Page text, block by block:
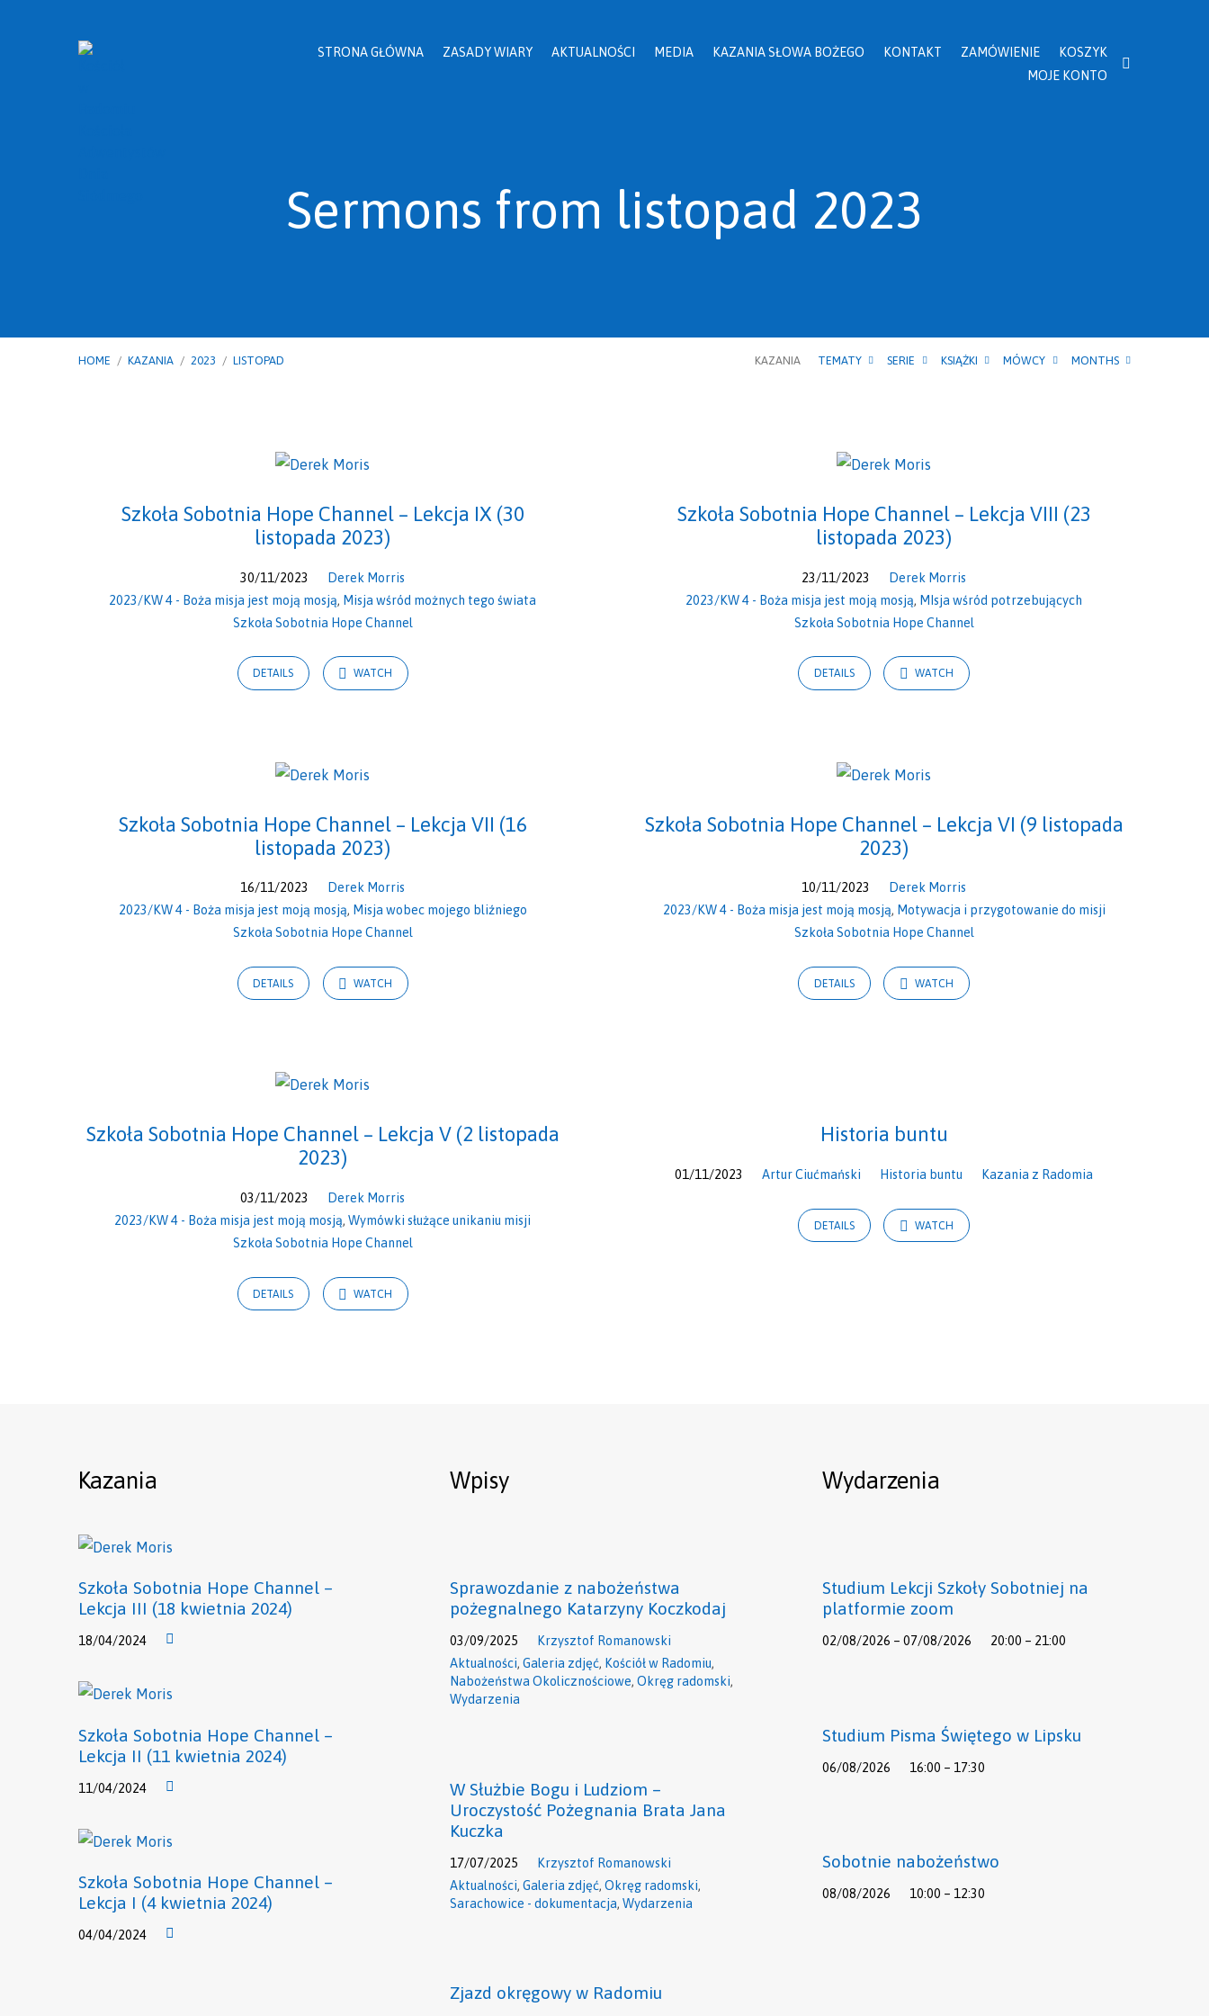
STRONA GŁÓWNA ZASADY WIARY AKTUALNOŚCI MEDIA KAZANIA SŁOWA BOŻEGO KONTAKT ZAMÓWIENIE
KOSZYK
MOJE KONTO
Sermons from listopad 2023
HOME / KAZANIA / 2023 / LISTOPAD KAZANIA TEMATY SERIE KSIĄŻKI MÓWCY MONTHS
from
2023
Szkoła Sobotnia Hope Channel – Lekcja IX (30
listopada 2023)
30/11/2023
Derek Morris
2023/KW 4 - Boża misja jest moją mosją, Misja wśród możnych tego świata
Szkoła Sobotnia Hope Channel
DETAILS WATCH
Szkoła Sobotnia Hope Channel – Lekcja VIII (23
listopada 2023)
23/11/2023
Derek Morris
2023/KW 4 - Boża misja jest moją mosją, MIsja wśród potrzebujących
Szkoła Sobotnia Hope Channel
DETAILS WATCH
Szkoła Sobotnia Hope Channel – Lekcja VII (16
listopada 2023)
16/11/2023
Derek Morris
2023/KW 4 - Boża misja jest moją mosją, Misja wobec mojego bliźniego
Szkoła Sobotnia Hope Channel
DETAILS WATCH
Szkoła Sobotnia Hope Channel – Lekcja VI (9 listopada
2023)
10/11/2023
Derek Morris
2023/KW 4 - Boża misja jest moją mosją, Motywacja i przygotowanie do misji
Szkoła Sobotnia Hope Channel
DETAILS WATCH
Szkoła Sobotnia Hope Channel – Lekcja V (2 listopada
2023)
03/11/2023
Derek Morris
2023/KW 4 - Boża misja jest moją mosją,Wymówki służące unikaniu misji
Szkoła Sobotnia Hope Channel
DETAILS WATCH
Historia buntu
01/11/2023 Artur Ciućmański Historia buntu Kazania z Radomia
DETAILS WATCH
Kazania
Szkoła Sobotnia Hope Channel –
Lekcja III (18 kwietnia 2024)
18/04/2024
Szkoła Sobotnia Hope Channel –
Lekcja II (11 kwietnia 2024)
11/04/2024
Szkoła Sobotnia Hope Channel –
Lekcja I (4 kwietnia 2024)
04/04/2024
Wpisy
Sprawozdanie z nabożeństwa
pożegnalnego Katarzyny Koczkodaj
03/09/2025
Krzysztof Romanowski
Aktualności,Galeria zdjęć, Kościół w Radomiu,
Nabożeństwa Okolicznościowe,Okręg radomski,
Wydarzenia
W Służbie Bogu i Ludziom –
Uroczystość Pożegnania Brata Jana
Kuczka
17/07/2025
Krzysztof Romanowski
Aktualności,Galeria zdjęć,Okręg radomski,
Sarachowice - dokumentacja,Wydarzenia
Zjazd okręgowy w Radomiu
Wydarzenia
Studium Lekcji Szkoły Sobotniej na
platformie zoom
02/08/2026 – 07/08/2026 20:00 – 21:00
Studium Pisma Świętego w Lipsku
06/08/2026 16:00 – 17:30
Sobotnie nabożeństwo
08/08/2026 10:00 – 12:30